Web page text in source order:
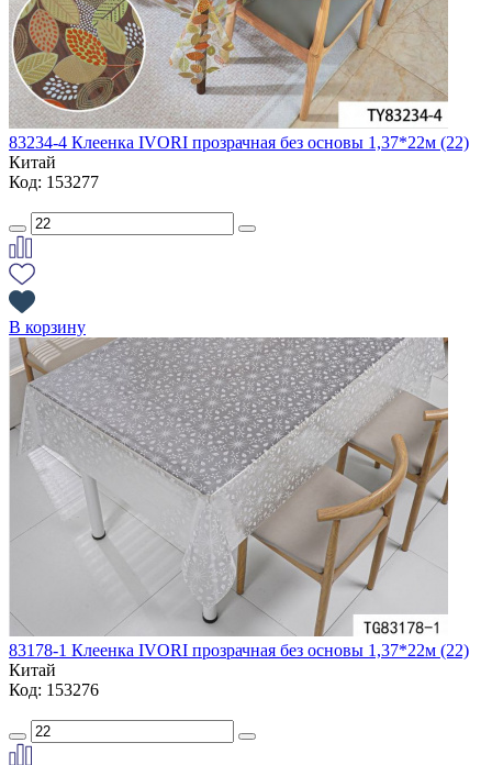
83234-4 Клеенка IVORI прозрачная без основы 1,37*22м (22)
Китай
Код: 153277
В корзину
83178-1 Клеенка IVORI прозрачная без основы 1,37*22м (22)
Китай
Код: 153276